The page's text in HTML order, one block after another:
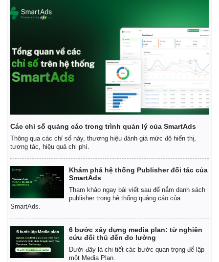
Các chỉ số quảng cáo trong trình quản lý của SmartAds
Thông qua các chỉ số này, thương hiệu đánh giá mức độ hiển thị,
tương tác, hiệu quả chi phí.
Khám phá hệ thống Publisher đối tác của
SmartAds
Tham khảo ngay bài viết sau để nắm danh sách
publisher trong hệ thống quảng cáo của
SmartAds.
6 bước xây dựng media plan: từ nghiên
cứu đối thủ đến đo lường
Dưới đây là chi tiết các bước quan trọng để lập
một Media Plan.